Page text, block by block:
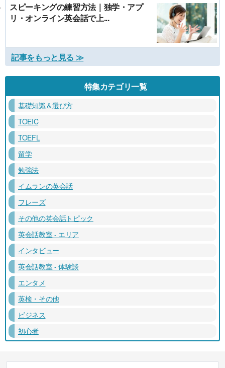
スピーキングの練習方法｜独学・アプ
リ・オンライン英会話で上...
記事をもっと見る ≫
特集カテゴリ一覧
基礎知識＆選び方
TOEIC
TOEFL
留学
勉強法
イムランの英会話
フレーズ
その他の英会話トピック
英会話教室 - エリア
インタビュー
英会話教室 - 体験談
エンタメ
英検・その他
ビジネス
初心者